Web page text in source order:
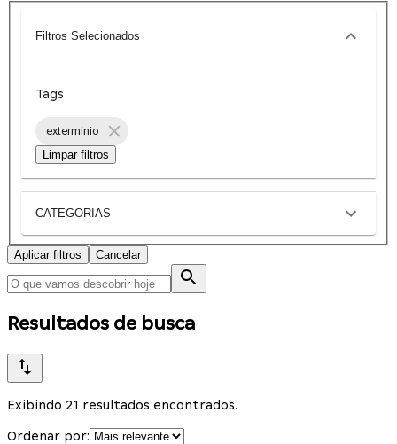
Filtros Selecionados
Tags
exterminio
Limpar filtros
CATEGORIAS
Aplicar filtros Cancelar
Resultados de busca
Exibindo 21 resultados encontrados.
Ordenar por: